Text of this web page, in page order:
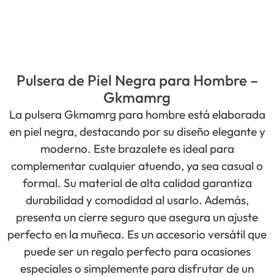
Pulsera de Piel Negra para Hombre –
Gkmamrg
La pulsera Gkmamrg para hombre está elaborada
en piel negra, destacando por su diseño elegante y
moderno. Este brazalete es ideal para
complementar cualquier atuendo, ya sea casual o
formal. Su material de alta calidad garantiza
durabilidad y comodidad al usarlo. Además,
presenta un cierre seguro que asegura un ajuste
perfecto en la muñeca. Es un accesorio versátil que
puede ser un regalo perfecto para ocasiones
especiales o simplemente para disfrutar de un